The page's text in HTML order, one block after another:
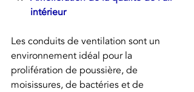
intérieur
Les conduits de ventilation sont un
environnement idéal pour la
prolifération de poussière, de
moisissures, de bactéries et de